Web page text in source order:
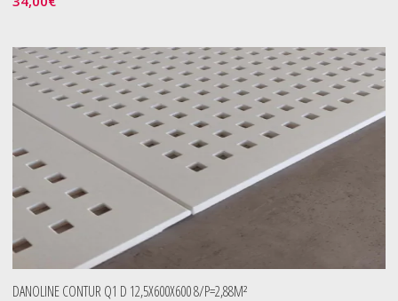
DANOLINE CONTUR Q1 D 12,5X600X600 8/P=2,88M²